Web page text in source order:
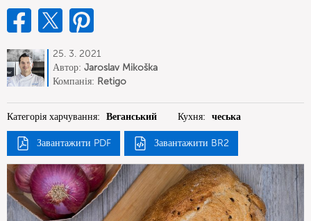
25. 3. 2021
Автор: Jaroslav Mikoška
Компанія: Retigo
Категорія харчування: Веганський Кухня: чеська
Завантажити PDF Завантажити BR2